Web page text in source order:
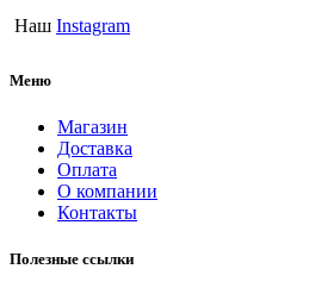
Наш Instagram
Меню
Магазин
Доставка
Оплата
О компании
Контакты
Полезные ссылки